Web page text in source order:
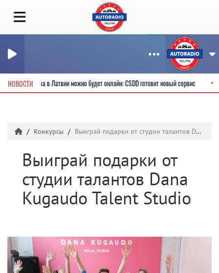
НОВОСТИправа в Латвии можно будет онлайн: CSDD готовит новый сервис
Конкурсы Выиграй подарки от студии талантов Dana Kugaudo Talent Studio
Выиграй подарки от
студии талантов Dana
Kugaudo Talent Studio